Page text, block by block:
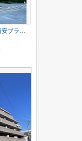
クレストシティタワーズ浦安ブライトウィング棟